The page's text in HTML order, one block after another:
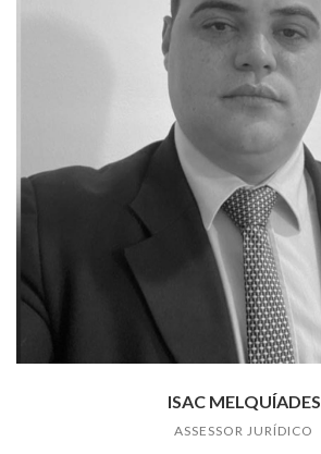
ISAC MELQUÍADES
ASSESSOR JURÍDICO